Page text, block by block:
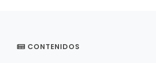
CONTENIDOS